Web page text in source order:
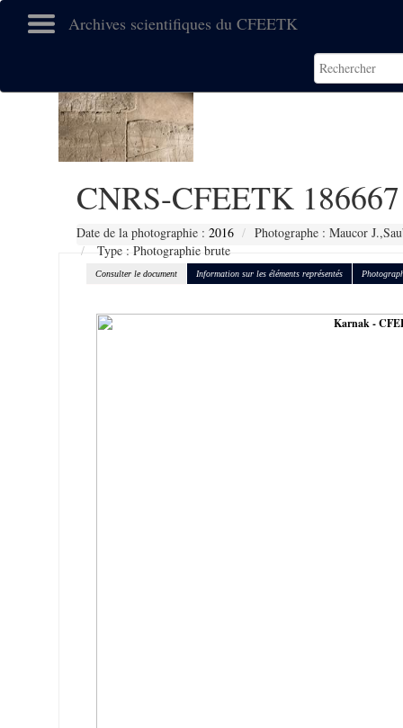
Archives scientifiques du CFEETK
CNRS-CFEETK 186667
Date de la photographie : 2016
Photographe : Maucor
Type : Photographie brute
Consulter le document Information sur les éléments représentés